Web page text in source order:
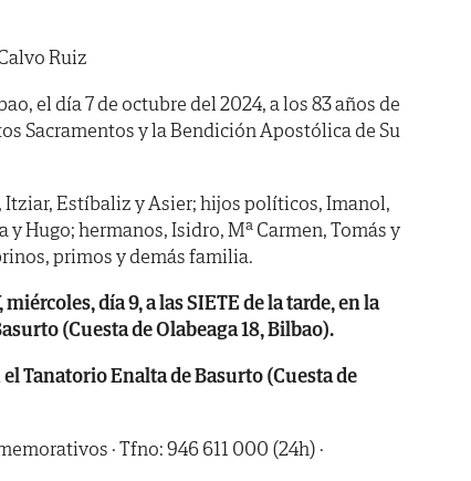
Ruiz
el día 7 de octubre del 2024, a los 83 años de
Sacramentos y la Bendición Apostólica de Su
Itziar, Estíbaliz y Asier; hijos políticos, Imanol,
Hugo; hermanos, Isidro, Mª Carmen, Tomás y
primos y demás familia.
día 9, a las SIETE de la tarde, en la
(Cuesta de Olabeaga 18, Bilbao).
Tanatorio Enalta de Basurto (Cuesta de
· Tfno: 946 611 000 (24h) ·